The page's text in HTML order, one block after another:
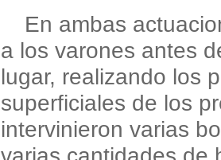
En ambas
a los varones antes
lugar, realizando los
superficiales de los
intervinieron varias